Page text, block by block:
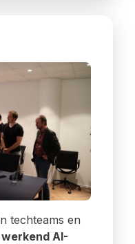
techteams en
werkend AI-